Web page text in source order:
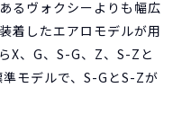
るヴォクシーよりも幅広
着したエアロモデルが用
X、G、S-G、Z、S-Zと
モデルで、S-GとS-Zが